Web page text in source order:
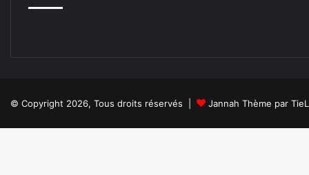
© Copyright 2026, Tous droits réservés | Jannah Thème par